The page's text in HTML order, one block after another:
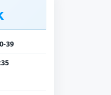
39